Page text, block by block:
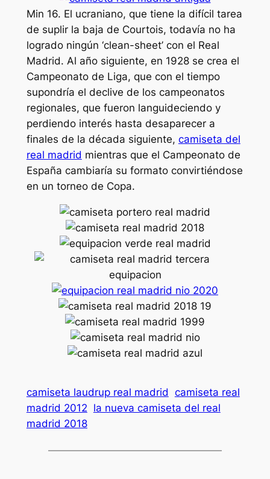
Min 16. El ucraniano, que tiene la difícil tarea
de suplir la baja de Courtois, todavía no ha
logrado ningún ‘clean-sheet’ con el Real
Madrid. Al año siguiente, en 1928 se crea el
Campeonato de Liga, que con el tiempo
supondría el declive de los campeonatos
regionales, que fueron languideciendo y
perdiendo interés hasta desaparecer a
finales de la década siguiente, camiseta del
real madrid mientras que el Campeonato de
España cambiaría su formato convirtiéndose
en un torneo de Copa.
camiseta laudrup real madrid camiseta real
madrid 2012 la nueva camiseta del real
madrid 2018